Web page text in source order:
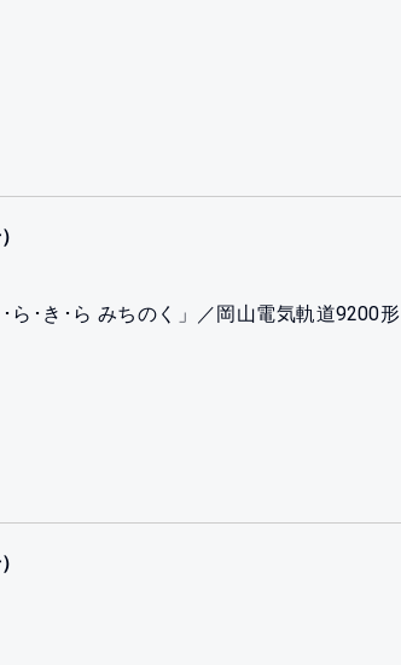
ら･き･ら みちのく」／岡山電気軌道9200形